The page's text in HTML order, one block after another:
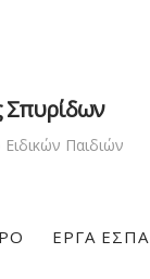
Σπυρίδων
Ειδικών Παιδιών
ΕΡΓΑ ΕΣΠΑ